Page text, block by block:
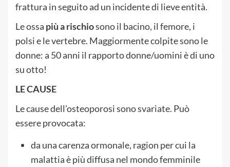
frattura in seguito ad un incidente di lieve entità.
Le ossa più a rischiosono il bacino, il femore, i
polsi e le vertebre. Maggiormente colpite sono le
donne: a 50 anni il rapporto donne/uomini è di uno
su otto!
LE CAUSE
Le cause dell’osteoporosi sono svariate. Può
essere provocata:
da una carenza ormonale, ragion per cui la
malattia è più diffusa nel mondo femminile